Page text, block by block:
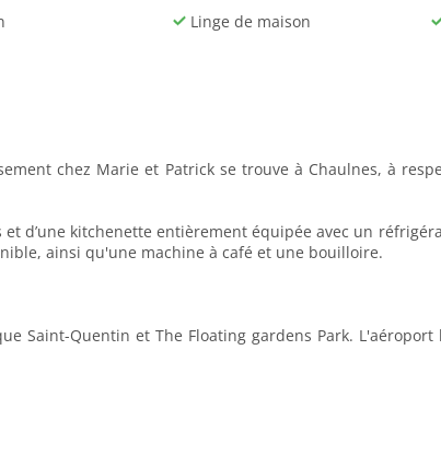
Linge de maison
chez Marie et Patrick se trouve à Chaulnes, à
d’une kitchenette entièrement équipée avec un
ainsi qu'une machine à café et une bouilloire.
Saint-Quentin et The Floating gardens Park.